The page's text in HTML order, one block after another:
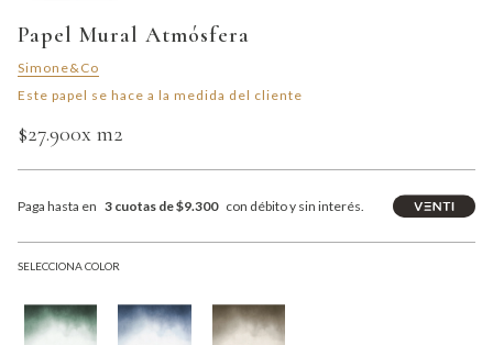
Papel Mural Atmósfera
Simone&Co
Este papel se hace a la medida del cliente
$27.900x m2
Paga hasta en 3 cuotas de $9.300 con débito y sin interés.
SELECCIONA COLOR